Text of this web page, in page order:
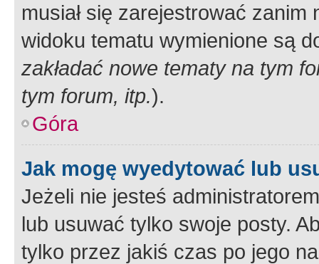
musiał się zarejestrować
widoku tematu wymienione są
zakładać nowe tematy na tym
tym forum, itp.).
Góra
Jak mogę wyedytować lub
Jeżeli nie jesteś
lub usuwać tylko swoje posty.
tylko przez jakiś czas po jego